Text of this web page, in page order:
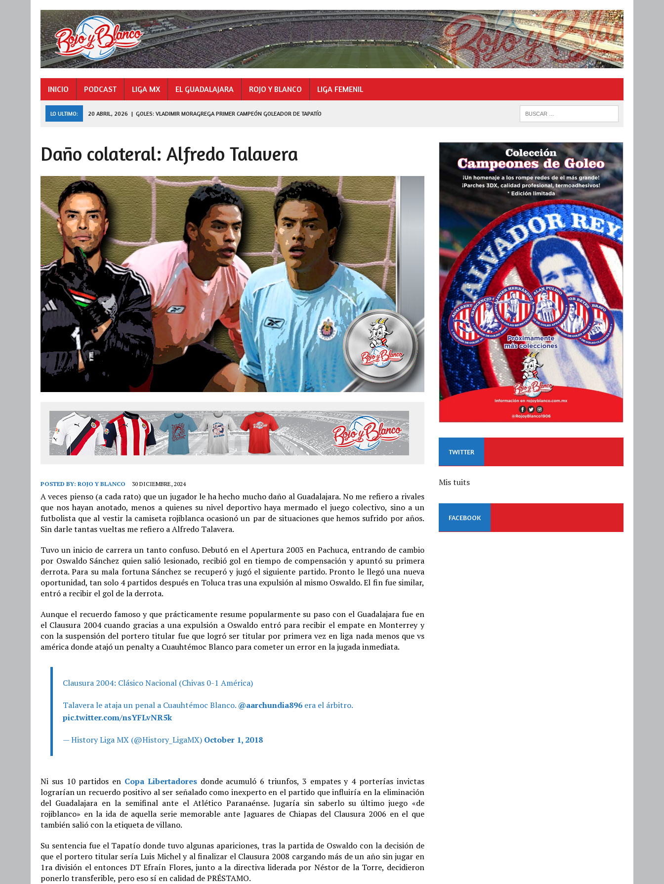
INICIO PODCAST LIGA MX EL GUADALAJARA ROJO Y BLANCO LIGA FEMENIL
LO ULTIMO: 20 ABRIL, 2026 | GOLES: VLADIMIR MORAGREGA PRIMER CAMPEÓN GOLEADOR DE TAPATÍO
27 JULIO, 2026 DE FERRAN A LEAGUES CUP
Daño colateral: Alfredo Talavera
POSTED BY: ROJO Y BLANCO 30 DICIEMBRE, 2024
A veces pienso (a cada rato) que un jugador le ha hecho mucho daño al Guadalajara. No me refiero a rivales
que nos hayan anotado, menos a quienes su nivel deportivo haya mermado el juego colectivo, sino a un
futbolista que al vestir la camiseta rojiblanca ocasionó un par de situaciones que hemos sufrido por años.
Sin darle tantas vueltas me refiero a Alfredo Talavera.
Tuvo un inicio de carrera un tanto confuso. Debutó en el Apertura 2003 en Pachuca, entrando de cambio
por Oswaldo Sánchez quien salió lesionado, recibió gol en tiempo de compensación y apuntó su primera
derrota. Para su mala fortuna Sánchez se recuperó y jugó el siguiente partido. Pronto le llegó una nueva
oportunidad, tan solo 4 partidos después en Toluca tras una expulsión al mismo Oswaldo. El fin fue similar,
entró a recibir el gol de la derrota.
Aunque el recuerdo famoso y que prácticamente resume popularmente su paso con el Guadalajara fue en
el Clausura 2004 cuando gracias a una expulsión a Oswaldo entró para recibir el empate en Monterrey y
con la suspensión del portero titular fue que logró ser titular por primera vez en liga nada menos que vs
américa donde atajó un penalty a Cuauhtémoc Blanco para cometer un error en la jugada inmediata.
Clausura 2004: Clásico Nacional (Chivas 0-1 América)
Talavera le ataja un penal a Cuauhtémoc Blanco. @aarchundia896 era el árbitro.
pic.twitter.com/nsYFLvNR5k
— History Liga MX (@History_LigaMX) October 1, 2018
Ni sus 10 partidos en Copa Libertadoresdonde acumuló 6 triunfos, 3 empates y 4 porterías invictas
lograrían un recuerdo positivo al ser señalado como inexperto en el partido que influiría en la eliminación
del Guadalajara en la semifinal ante el Atlético Paranaénse. Jugaría sin saberlo su último juego «de
rojiblanco» en la ida de aquella serie memorable ante Jaguares de Chiapas del Clausura 2006 en el que
también salió con la etiqueta de villano.
Su sentencia fue el Tapatío donde tuvo algunas apariciones, tras la partida de Oswaldo con la decisión de
que el portero titular sería Luis Michel y al finalizar el Clausura 2008 cargando más de un año sin jugar en
1ra división el entonces DT Efraín Flores, junto a la directiva liderada por Néstor de la Torre, decidieron
ponerlo transferible, pero eso sí en calidad de PRÉSTAMO.
TWITTER
Mis tuits
FACEBOOK